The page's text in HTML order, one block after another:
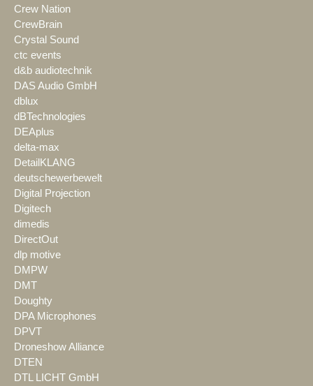
Crew Nation
CrewBrain
Crystal Sound
ctc events
d&b audiotechnik
DAS Audio GmbH
dblux
dBTechnologies
DEAplus
delta-max
DetailKLANG
deutschewerbewelt
Digital Projection
Digitech
dimedis
DirectOut
dlp motive
DMPW
DMT
Doughty
DPA Microphones
DPVT
Droneshow Alliance
DTEN
DTL LICHT GmbH